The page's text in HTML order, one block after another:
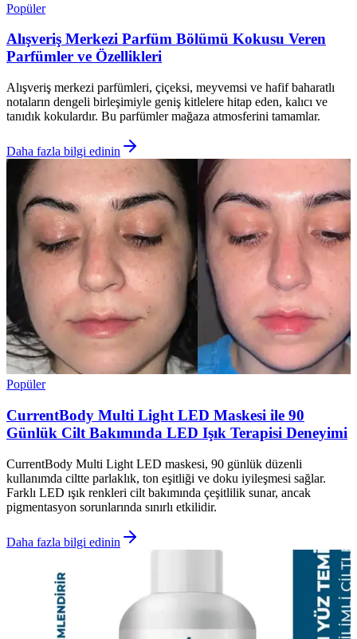
Popüler
Alışveriş Merkezi Parfüm Bölümü Kokusu Veren
Parfümler ve Özellikleri
Alışveriş merkezi parfümleri, çiçeksi, meyvemsi ve hafif baharatlı
notaların dengeli birleşimiyle geniş kitlelere hitap eden, kalıcı ve
tanıdık kokulardır. Bu parfümler mağaza atmosferini tamamlar.
Daha fazla bilgi edinin
Popüler
CurrentBody Multi Light LED Maskesi ile 90
Günlük Cilt Bakımında LED Işık Terapisi Deneyimi
CurrentBody Multi Light LED maskesi, 90 günlük düzenli
kullanımda ciltte parlaklık, ton eşitliği ve doku iyileşmesi sağlar.
Farklı LED ışık renkleri cilt bakımında çeşitlilik sunar, ancak
pigmentasyon sorunlarında sınırlı etkilidir.
Daha fazla bilgi edinin